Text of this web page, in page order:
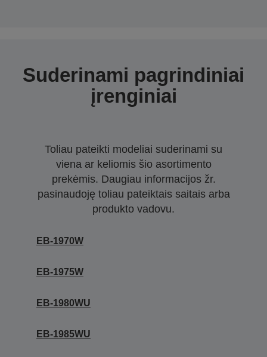
Suderinami pagrindiniai
įrenginiai
Toliau pateikti modeliai suderinami su
viena ar keliomis šio asortimento
prekėmis. Daugiau informacijos žr.
pasinaudoję toliau pateiktais saitais arba
produkto vadovu.
EB-1970W
EB-1975W
EB-1980WU
EB-1985WU